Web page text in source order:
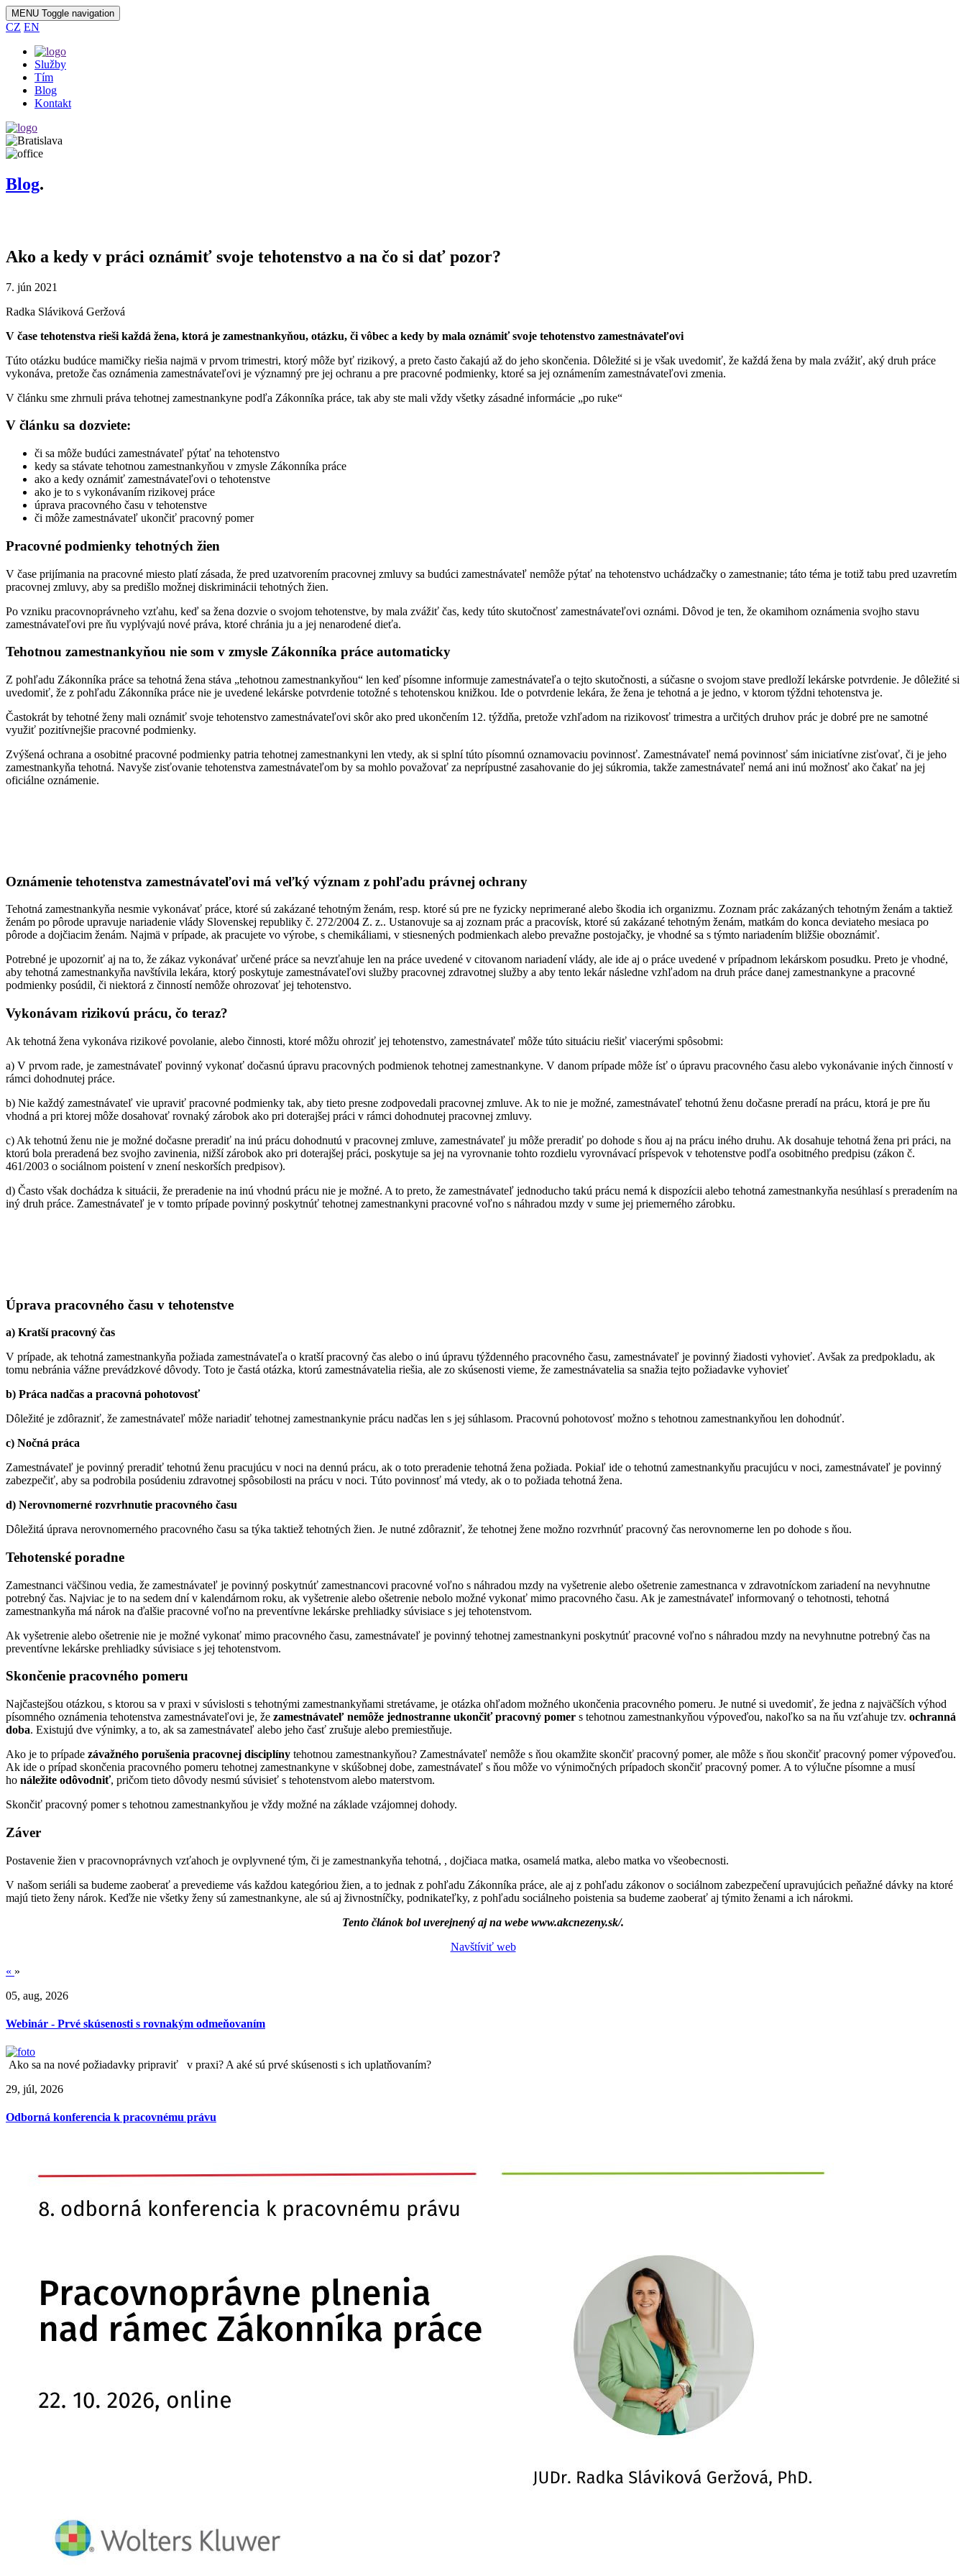
MENU Toggle navigation
CZ EN
Služby
Tím
Blog
Kontakt
Blog.
Ako a kedy v práci oznámiť svoje tehotenstvo a na čo si dať pozor?
7. jún 2021
Radka Sláviková Geržová
V čase tehotenstva rieši každá žena, ktorá je zamestnankyňou, otázku, či vôbec a kedy by mala oznámiť svoje tehotenstvo zamestnávateľovi
Túto otázku budúce mamičky riešia najmä v prvom trimestri, ktorý môže byť rizikový, a preto často čakajú až do jeho skončenia. Dôležité si je však uvedomiť, že každá žena by mala zvážiť, aký druh práce
vykonáva, pretože čas oznámenia zamestnávateľovi je významný pre jej ochranu a pre pracovné podmienky, ktoré sa jej oznámením zamestnávateľovi zmenia.
V článku sme zhrnuli práva tehotnej zamestnankyne podľa Zákonníka práce, tak aby ste mali vždy všetky zásadné informácie „po ruke“
V článku sa dozviete:
či sa môže budúci zamestnávateľ pýtať na tehotenstvo
kedy sa stávate tehotnou zamestnankyňou v zmysle Zákonníka práce
ako a kedy oznámiť zamestnávateľovi o tehotenstve
ako je to s vykonávaním rizikovej práce
úprava pracovného času v tehotenstve
či môže zamestnávateľ ukončiť pracovný pomer
Pracovné podmienky tehotných žien
V čase prijímania na pracovné miesto platí zásada, že pred uzatvorením pracovnej zmluvy sa budúci zamestnávateľ nemôže pýtať na tehotenstvo uchádzačky o zamestnanie; táto téma je totiž tabu pred uzavretím
pracovnej zmluvy, aby sa predišlo možnej diskriminácii tehotných žien.
Po vzniku pracovnoprávneho vzťahu, keď sa žena dozvie o svojom tehotenstve, by mala zvážiť čas, kedy túto skutočnosť zamestnávateľovi oznámi. Dôvod je ten, že okamihom oznámenia svojho stavu
zamestnávateľovi pre ňu vyplývajú nové práva, ktoré chránia ju a jej nenarodené dieťa.
Tehotnou zamestnankyňou nie som v zmysle Zákonníka práce automaticky
Z pohľadu Zákonníka práce sa tehotná žena stáva „tehotnou zamestnankyňou“ len keď písomne informuje zamestnávateľa o tejto skutočnosti, a súčasne o svojom stave predloží lekárske potvrdenie. Je dôležité si
uvedomiť, že z pohľadu Zákonníka práce nie je uvedené lekárske potvrdenie totožné s tehotenskou knižkou. Ide o potvrdenie lekára, že žena je tehotná a je jedno, v ktorom týždni tehotenstva je.
Častokrát by tehotné ženy mali oznámiť svoje tehotenstvo zamestnávateľovi skôr ako pred ukončením 12. týždňa, pretože vzhľadom na rizikovosť trimestra a určitých druhov prác je dobré pre ne samotné
využiť pozitívnejšie pracovné podmienky.
Zvýšená ochrana a osobitné pracovné podmienky patria tehotnej zamestnankyni len vtedy, ak si splní túto písomnú oznamovaciu povinnosť. Zamestnávateľ nemá povinnosť sám iniciatívne zisťovať, či je jeho
zamestnankyňa tehotná. Navyše zisťovanie tehotenstva zamestnávateľom by sa mohlo považovať za neprípustné zasahovanie do jej súkromia, takže zamestnávateľ nemá ani inú možnosť ako čakať na jej
oficiálne oznámenie.
Oznámenie tehotenstva zamestnávateľovi má veľký význam z pohľadu právnej ochrany
Tehotná zamestnankyňa nesmie vykonávať práce, ktoré sú zakázané tehotným ženám, resp. ktoré sú pre ne fyzicky neprimerané alebo škodia ich organizmu. Zoznam prác zakázaných tehotným ženám a taktiež
ženám po pôrode upravuje nariadenie vlády Slovenskej republiky č. 272/2004 Z. z.. Ustanovuje sa aj zoznam prác a pracovísk, ktoré sú zakázané tehotným ženám, matkám do konca deviateho mesiaca po
pôrode a dojčiacim ženám. Najmä v prípade, ak pracujete vo výrobe, s chemikáliami, v stiesnených podmienkach alebo prevažne postojačky, je vhodné sa s týmto nariadením bližšie oboznámiť.
Potrebné je upozorniť aj na to, že zákaz vykonávať určené práce sa nevzťahuje len na práce uvedené v citovanom nariadení vlády, ale ide aj o práce uvedené v prípadnom lekárskom posudku. Preto je vhodné,
aby tehotná zamestnankyňa navštívila lekára, ktorý poskytuje zamestnávateľovi služby pracovnej zdravotnej služby a aby tento lekár následne vzhľadom na druh práce danej zamestnankyne a pracovné
podmienky posúdil, či niektorá z činností nemôže ohrozovať jej tehotenstvo.
Vykonávam rizikovú prácu, čo teraz?
Ak tehotná žena vykonáva rizikové povolanie, alebo činnosti, ktoré môžu ohroziť jej tehotenstvo, zamestnávateľ môže túto situáciu riešiť viacerými spôsobmi:
a) V prvom rade, je zamestnávateľ povinný vykonať dočasnú úpravu pracovných podmienok tehotnej zamestnankyne. V danom prípade môže ísť o úpravu pracovného času alebo vykonávanie iných činností v
rámci dohodnutej práce.
b) Nie každý zamestnávateľ vie upraviť pracovné podmienky tak, aby tieto presne zodpovedali pracovnej zmluve. Ak to nie je možné, zamestnávateľ tehotnú ženu dočasne preradí na prácu, ktorá je pre ňu
vhodná a pri ktorej môže dosahovať rovnaký zárobok ako pri doterajšej práci v rámci dohodnutej pracovnej zmluvy.
c) Ak tehotnú ženu nie je možné dočasne preradiť na inú prácu dohodnutú v pracovnej zmluve, zamestnávateľ ju môže preradiť po dohode s ňou aj na prácu iného druhu. Ak dosahuje tehotná žena pri práci, na
ktorú bola preradená bez svojho zavinenia, nižší zárobok ako pri doterajšej práci, poskytuje sa jej na vyrovnanie tohto rozdielu vyrovnávací príspevok v tehotenstve podľa osobitného predpisu (zákon č.
461/2003 o sociálnom poistení v znení neskorších predpisov).
d) Často však dochádza k situácii, že preradenie na inú vhodnú prácu nie je možné. A to preto, že zamestnávateľ jednoducho takú prácu nemá k dispozícii alebo tehotná zamestnankyňa nesúhlasí s preradením na
iný druh práce. Zamestnávateľ je v tomto prípade povinný poskytnúť tehotnej zamestnankyni pracovné voľno s náhradou mzdy v sume jej priemerného zárobku.
Úprava pracovného času v tehotenstve
a) Kratší pracovný čas
V prípade, ak tehotná zamestnankyňa požiada zamestnávateľa o kratší pracovný čas alebo o inú úpravu týždenného pracovného času, zamestnávateľ je povinný žiadosti vyhovieť. Avšak za predpokladu, ak
tomu nebránia vážne prevádzkové dôvody. Toto je častá otázka, ktorú zamestnávatelia riešia, ale zo skúsenosti vieme, že zamestnávatelia sa snažia tejto požiadavke vyhovieť
b) Práca nadčas a pracovná pohotovosť
Dôležité je zdôrazniť, že zamestnávateľ môže nariadiť tehotnej zamestnankynie prácu nadčas len s jej súhlasom. Pracovnú pohotovosť možno s tehotnou zamestnankyňou len dohodnúť.
c) Nočná práca
Zamestnávateľ je povinný preradiť tehotnú ženu pracujúcu v noci na dennú prácu, ak o toto preradenie tehotná žena požiada. Pokiaľ ide o tehotnú zamestnankyňu pracujúcu v noci, zamestnávateľ je povinný
zabezpečiť, aby sa podrobila posúdeniu zdravotnej spôsobilosti na prácu v noci. Túto povinnosť má vtedy, ak o to požiada tehotná žena.
d) Nerovnomerné rozvrhnutie pracovného času
Dôležitá úprava nerovnomerného pracovného času sa týka taktiež tehotných žien. Je nutné zdôrazniť, že tehotnej žene možno rozvrhnúť pracovný čas nerovnomerne len po dohode s ňou.
Tehotenské poradne
Zamestnanci väčšinou vedia, že zamestnávateľ je povinný poskytnúť zamestnancovi pracovné voľno s náhradou mzdy na vyšetrenie alebo ošetrenie zamestnanca v zdravotníckom zariadení na nevyhnutne
potrebný čas. Najviac je to na sedem dní v kalendárnom roku, ak vyšetrenie alebo ošetrenie nebolo možné vykonať mimo pracovného času. Ak je zamestnávateľ informovaný o tehotnosti, tehotná
zamestnankyňa má nárok na ďalšie pracovné voľno na preventívne lekárske prehliadky súvisiace s jej tehotenstvom.
Ak vyšetrenie alebo ošetrenie nie je možné vykonať mimo pracovného času, zamestnávateľ je povinný tehotnej zamestnankyni poskytnúť pracovné voľno s náhradou mzdy na nevyhnutne potrebný čas na
preventívne lekárske prehliadky súvisiace s jej tehotenstvom.
Skončenie pracovného pomeru
Najčastejšou otázkou, s ktorou sa v praxi v súvislosti s tehotnými zamestnankyňami stretávame, je otázka ohľadom možného ukončenia pracovného pomeru. Je nutné si uvedomiť, že jedna z najväčších výhod
písomného oznámenia tehotenstva zamestnávateľovi je, že zamestnávateľ nemôže jednostranne ukončiť pracovný pomer s tehotnou zamestnankyňou výpoveďou, nakoľko sa na ňu vzťahuje tzv. ochranná
doba. Existujú dve výnimky, a to, ak sa zamestnávateľ alebo jeho časť zrušuje alebo premiestňuje.
Ako je to prípade závažného porušenia pracovnej disciplíny tehotnou zamestnankyňou? Zamestnávateľ nemôže s ňou okamžite skončiť pracovný pomer, ale môže s ňou skončiť pracovný pomer výpoveďou.
Ak ide o prípad skončenia pracovného pomeru tehotnej zamestnankyne v skúšobnej dobe, zamestnávateľ s ňou môže vo výnimočných prípadoch skončiť pracovný pomer. A to výlučne písomne a musí
ho náležite odôvodniť, pričom tieto dôvody nesmú súvisieť s tehotenstvom alebo materstvom.
Skončiť pracovný pomer s tehotnou zamestnankyňou je vždy možné na základe vzájomnej dohody.
Záver
Postavenie žien v pracovnoprávnych vzťahoch je ovplyvnené tým, či je zamestnankyňa tehotná, , dojčiaca matka, osamelá matka, alebo matka vo všeobecnosti.
V našom seriáli sa budeme zaoberať a prevedieme vás každou kategóriou žien, a to jednak z pohľadu Zákonníka práce, ale aj z pohľadu zákonov o sociálnom zabezpečení upravujúcich peňažné dávky na ktoré
majú tieto ženy nárok. Keďže nie všetky ženy sú zamestnankyne, ale sú aj živnostníčky, podnikateľky, z pohľadu sociálneho poistenia sa budeme zaoberať aj týmito ženami a ich nárokmi.
Tento článok bol uverejnený aj na webe www.akcnezeny.sk/.
Navštíviť web
« »
05, aug, 2026
Webinár - Prvé skúsenosti s rovnakým odmeňovaním
Ako sa na nové požiadavky pripraviť v praxi? A aké sú prvé skúsenosti s ich uplatňovaním?
29, júl, 2026
Odborná konferencia k pracovnému právu